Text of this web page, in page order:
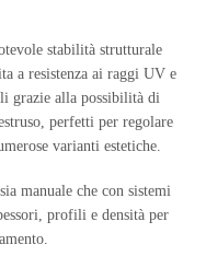
stabilità strutturale
a resistenza ai raggi UV e
grazie alla possibilità di
perfetti per regolare
varianti estetiche.
manuale che con sistemi
profili e densità per